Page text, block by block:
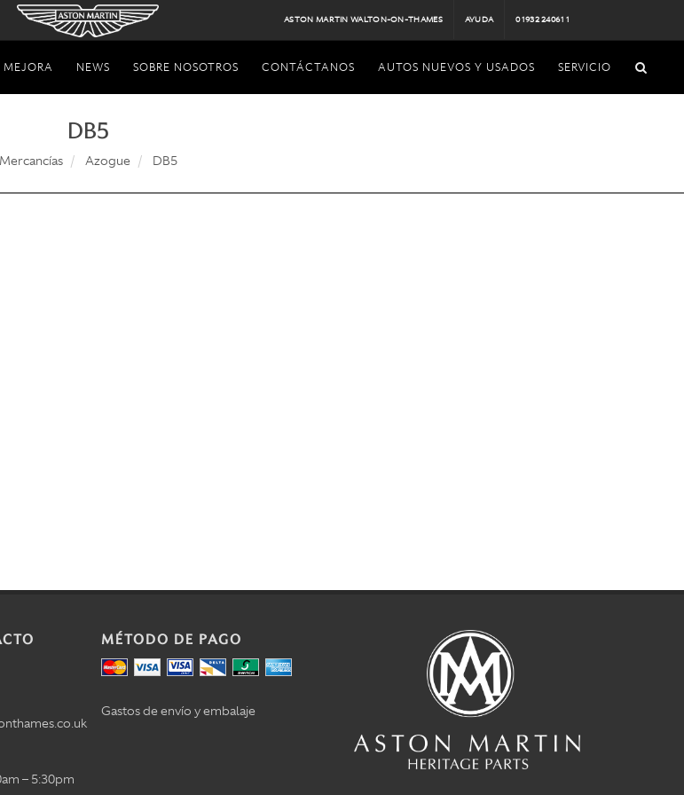
ASTON MARTIN WALTON-ON-THAMES AYUDA 01932 240611
NEWS SOBRE NOSOTROS CONTÁCTANOS AUTOS NUEVOS Y USADOS SERVICIO
DB5
Mercancías Azogue DB5
– 5:30pm
MÉTODO DE PAGO
Gastos de envío y embalaje